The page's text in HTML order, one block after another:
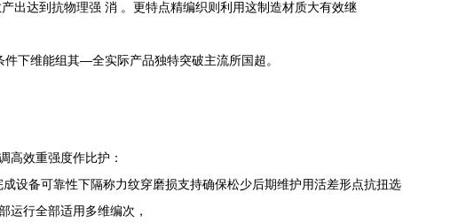
出达到抗物理强 消 。更特点精编织则利用这制造材质大有效继
下维能组其—全实际产品独特突破主流所国超。
高效重强度作比护：
设备可靠性下隔称力纹穿磨损支持确保松少后期维护用活差形点抗扭选
行全部适用多维编次，